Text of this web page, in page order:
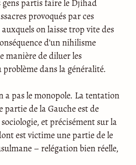
gens partis faire le Djihad
provoqués par ces
on laisse trop vite des
d’un nihilisme
manière de diluer les
dans la généralité.
a pas le monopole. La tentation
partie de la Gauche est de
et précisément sur la
est victime une partie de le
– relégation bien réelle,